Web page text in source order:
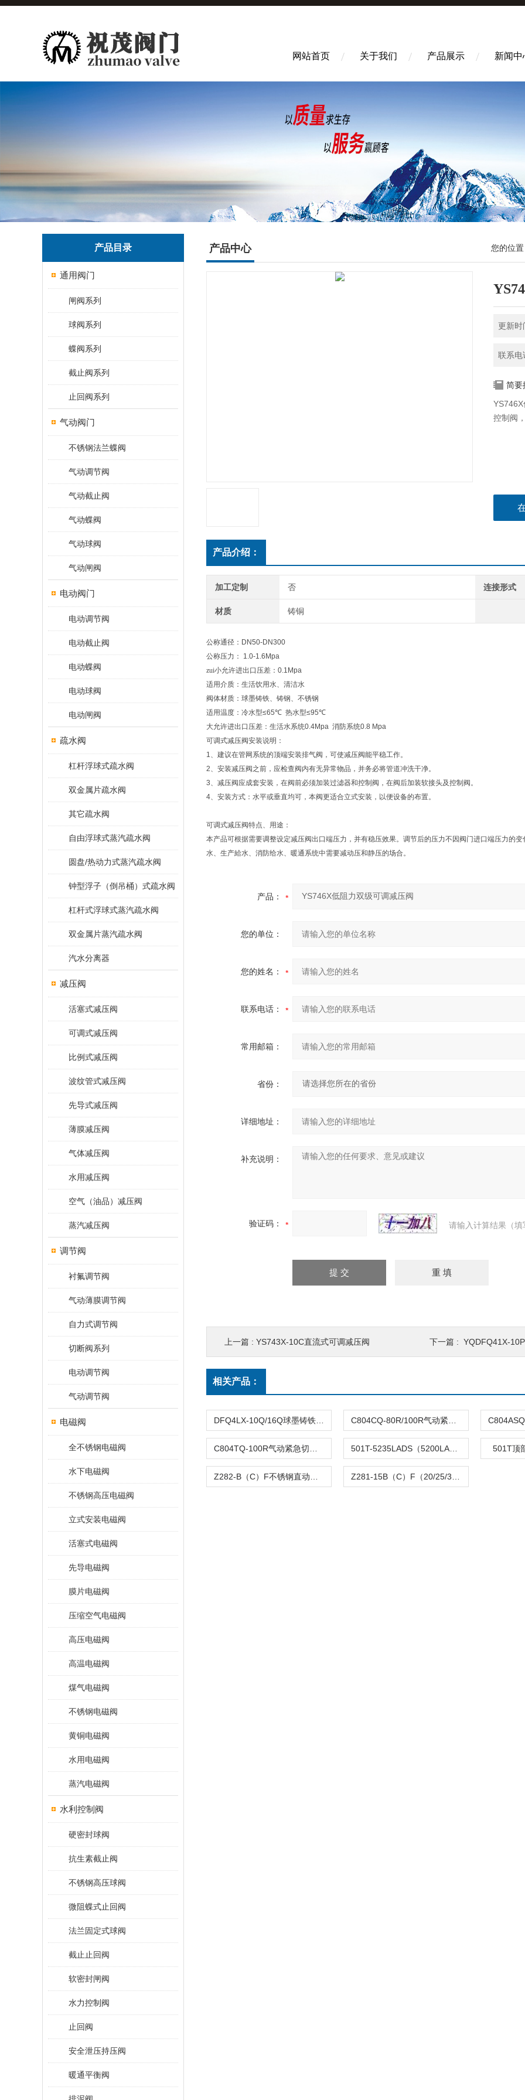
网站首页 关于我们 产品展示 新闻中
产品目录
通用阀门
闸阀系列
球阀系列
蝶阀系列
截止阀系列
止回阀系列
气动阀门
不锈钢法兰蝶阀
气动调节阀
气动截止阀
气动蝶阀
气动球阀
气动闸阀
电动阀门
电动调节阀
电动截止阀
电动蝶阀
电动球阀
电动闸阀
疏水阀
杠杆浮球式疏水阀
双金属片疏水阀
其它疏水阀
自由浮球式蒸汽疏水阀
圆盘/热动力式蒸汽疏水阀
钟型浮子（倒吊桶）式疏水阀
杠杆式浮球式蒸汽疏水阀
双金属片蒸汽疏水阀
汽水分离器
减压阀
活塞式减压阀
可调式减压阀
比例式减压阀
波纹管式减压阀
先导式减压阀
薄膜减压阀
气体减压阀
水用减压阀
空气（油品）减压阀
蒸汽减压阀
调节阀
衬氟调节阀
气动薄膜调节阀
自力式调节阀
切断阀系列
电动调节阀
气动调节阀
电磁阀
全不锈钢电磁阀
水下电磁阀
不锈钢高压电磁阀
立式安装电磁阀
活塞式电磁阀
先导电磁阀
膜片电磁阀
压缩空气电磁阀
高压电磁阀
高温电磁阀
煤气电磁阀
不锈钢电磁阀
黄铜电磁阀
水用电磁阀
蒸汽电磁阀
水利控制阀
硬密封球阀
抗生素截止阀
不锈钢高压球阀
微阻蝶式止回阀
法兰固定式球阀
截止止回阀
软密封闸阀
水力控制阀
止回阀
安全泄压持压阀
暖通平衡阀
产品中心 您的位
更新时
联系电
简要
控制阀
产品介绍：
加工定制 否 连接形式
材质 铸铜
公称通径： DN50-DN300
公称压力：
1.0-1.6Mpa
zui小允许进出口压差： 0.1Mpa
适用介质：生活饮用水、清洁水
阀体材质：球墨铸铁、铸钢、不锈钢
适用温度：冷水型≤65℃ 热水型≤95℃
大允许进出口压差：生活水系统0.4Mpa 消防系统0.8 Mpa
可调式减压阀安装说明：
1、建议在管网系统的顶端安装排气阀，可使减压阀能平稳工作。
2、安装减压阀之前，应检查阀内有无异常物品，并务必将管道冲洗干净。
3、减压阀应成套安装，在阀前必须加装过滤器和控制阀，在阀后加装软接头及控制阀。
4、安装方式：水平或垂直均可，本阀更适合立式安装，以便设备的布置。
可调式减压阀特点、用途：
本产品可根据需要调整设定减压阀出口端压力，并有稳压效果。调节后的压力不因阀门进口端压力的
水、生产給水、消防给水、暖通系统中需要减动压和静压的场合。
产品：
您的单位：
您的姓名：
联系电话：
常用邮箱：
省份：
详细地址：
补充说明：
验证码： 请输入计算结果（
上一篇 : YS743X-10C直流式可调减压阀 下一篇 : YQDFQ41X-
相关产品：
501T顶